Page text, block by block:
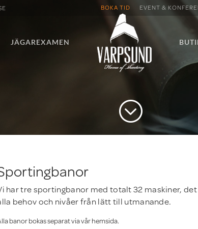
BOKA TID EVENT &
JÄGAREXAMEN
;
har tre sportingbanor med totalt 32 maskiner,
behov och nivåer från lätt till utmanande.
banor bokas separat via vår hemsida.